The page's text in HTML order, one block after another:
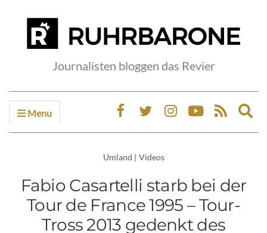
Journalisten bloggen das Revier
Menu
Umland | Videos
Fabio Casartelli starb bei der
Tour de France 1995 – Tour-
Tross 2013 gedenkt des